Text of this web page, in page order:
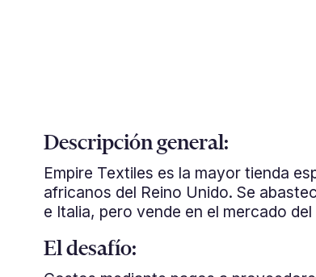
Descripción general:
Empire Textiles es la mayor tienda
africanos del Reino Unido. Se
e Italia, pero vende en el mercado
El desafío: